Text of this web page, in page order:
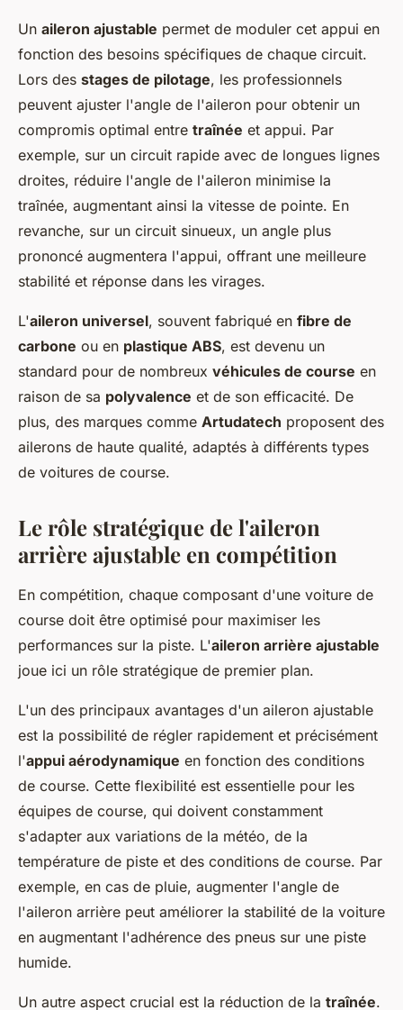
Un aileron ajustable permet de moduler cet appui en
fonction des besoins spécifiques de chaque circuit.
Lors des stages de pilotage, les professionnels
peuvent ajuster l'angle de l'aileron pour obtenir un
compromis optimal entre traînée et appui. Par
exemple, sur un circuit rapide avec de longues lignes
droites, réduire l'angle de l'aileron minimise la
traînée, augmentant ainsi la vitesse de pointe. En
revanche, sur un circuit sinueux, un angle plus
prononcé augmentera l'appui, offrant une meilleure
stabilité et réponse dans les virages.
L'aileron universel, souvent fabriqué en fibre de
carbone ou en plastique ABS, est devenu un
standard pour de nombreux véhicules de course en
raison de sa polyvalence et de son efficacité. De
plus, des marques comme Artudatech proposent des
ailerons de haute qualité, adaptés à différents types
de voitures de course.
Le rôle stratégique de l'aileron
arrière ajustable en compétition
En compétition, chaque composant d'une voiture de
course doit être optimisé pour maximiser les
performances sur la piste. L'aileron arrière ajustable
joue ici un rôle stratégique de premier plan.
L'un des principaux avantages d'un aileron ajustable
est la possibilité de régler rapidement et précisément
l'appui aérodynamique en fonction des conditions
de course. Cette flexibilité est essentielle pour les
équipes de course, qui doivent constamment
s'adapter aux variations de la météo, de la
température de piste et des conditions de course. Par
exemple, en cas de pluie, augmenter l'angle de
l'aileron arrière peut améliorer la stabilité de la voiture
en augmentant l'adhérence des pneus sur une piste
humide.
Un autre aspect crucial est la réduction de la traînée.